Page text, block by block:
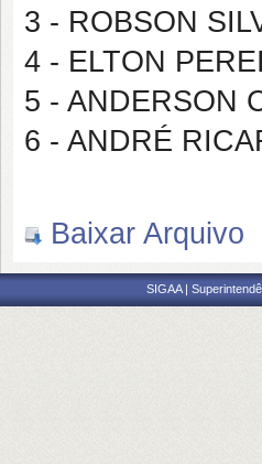
3 - ROBSON
4 - ELTON
5 - ANDERSON
6 - ANDRÉ
Baixar Arquivo
SIGAA |